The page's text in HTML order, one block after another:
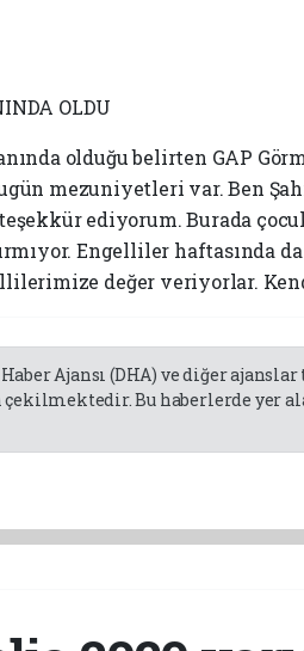
OLDU
olduğu belirten GAP
mezuniyetleri var. Ben
ediyorum. Burada
Engelliler haftasında
değer veriyorlar.
Ajansı (DHA) ve diğer
Bu haberlerde yer